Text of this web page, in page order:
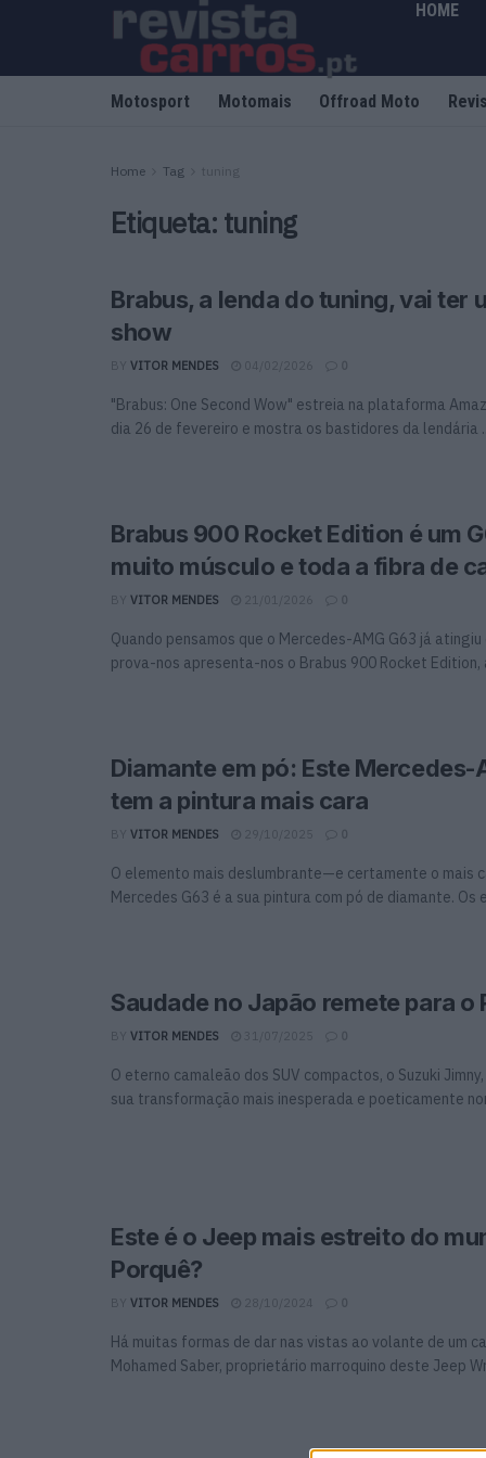
HOME
Motosport Motomais Offroad Moto
Home Tag tuning
Etiqueta: tuning
Brabus, a lenda do tuning, vai ter
show
BY VITOR MENDES 04/02/2026 0
"Brabus: One Second Wow" estreia na plataforma
dia 26 de fevereiro e mostra os bastidores da lendária
Brabus 900 Rocket Edition é um
muito músculo e toda a fibra de
BY VITOR MENDES 21/01/2026 0
Quando pensamos que o Mercedes-AMG G63 já
prova-nos apresenta-nos o Brabus 900 Rocket Edition,
Diamante em pó: Este Mercedes-
tem a pintura mais cara
BY VITOR MENDES 0
O elemento mais deslumbrante—e certamente o mais
Mercedes G63 é a sua pintura com pó de diamante. Os
Saudade no Japão remete para o
BY VITOR MENDES 31/07/2025 0
O eterno camaleão dos SUV compactos, o Suzuki
sua transformação mais inesperada e poeticamente
Este é o Jeep mais estreito do
Porquê?
BY VITOR MENDES 28/10/2024 0
Há muitas formas de dar nas vistas ao volante de um
Mohamed Saber, proprietário marroquino deste Jeep